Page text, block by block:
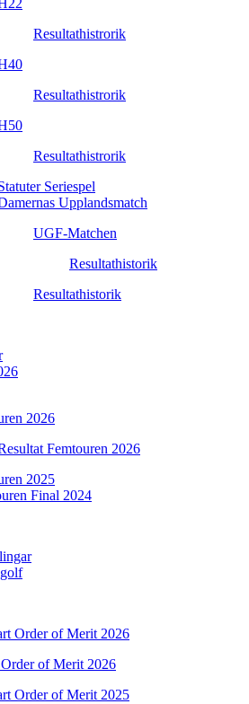
Resultathistrorik
Resultathistrorik
Resultathistrorik
Seriespel
Upplandsmatch
UGF-Matchen
Resultathistorik
Resultathistorik
2026
Femtouren 2026
2025
Final 2024
Order of Merit 2026
of Merit 2026
Order of Merit 2025